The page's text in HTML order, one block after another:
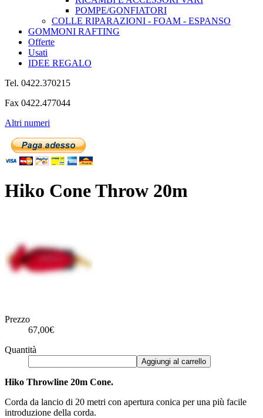
POMPE/GONFIATORI
COLLE RIPARAZIONI - FOAM - ESPANSO
GOMMONI RAFTING
Offerte
Usati
IDEE REGALO
Tel. 0422.370215
Fax 0422.477044
Altri numeri
Hiko Cone Throw 20m
Prezzo
67,00€
Quantità
Aggiungi al carrello
Hiko Throwline 20m Cone.
Corda da lancio di 20 metri con apertura conica per una più facile
introduzione della corda.